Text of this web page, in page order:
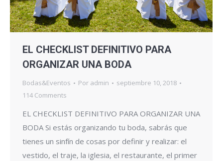
EL CHECKLIST DEFINITIVO PARA
ORGANIZAR UNA BODA
Bodas&Eventos Por admin
septiembre 10, 2018
114 Comments
EL CHECKLIST DEFINITIVO PARA ORGANIZAR UNA
BODA Si estás organizando tu boda, sabrás que
tienes un sinfín de cosas por definir y realizar: el
vestido, el traje, la iglesia, el restaurante, el primer